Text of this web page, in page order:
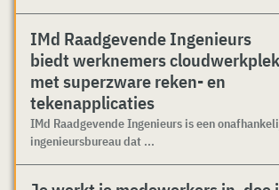
IMd Raadgevende Ingenieurs
biedt werknemers cloudwerkplek
met superzware reken- en
tekenapplicaties
IMd Raadgevende Ingenieurs is een
ingenieursbureau dat ...